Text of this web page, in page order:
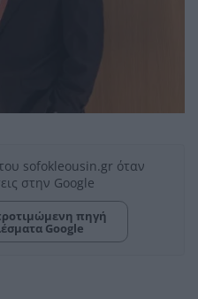
sofokleousin.gr όταν
στην Google
πηγή
Google